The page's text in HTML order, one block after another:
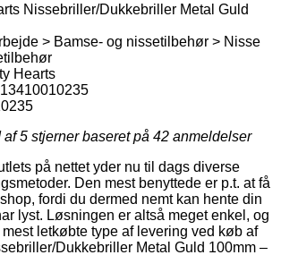
Nissebriller/Dukkebriller Metal Guld
> Bamse- og nissetilbehør > Nisse
Hearts
5 stjerner baseret på 42 anmeldelser
på nettet yder nu til dags diverse
Den mest benyttede er p.t. at få
fordi du dermed nemt kan hente din
lyst. Løsningen er altså meget enkel, og
letkøbte type af levering ved køb af
Dukkebriller Metal Guld 100mm –